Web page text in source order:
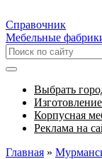
Справочник
Мебельные
Выбрать
Корпусная
Реклама на
Главная »